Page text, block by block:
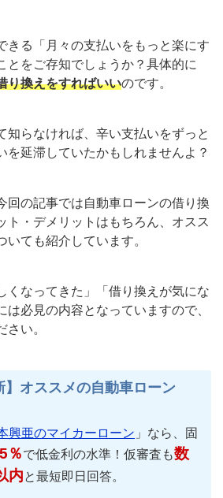
きる「月々の支払いをもっと楽にす
とをご存知でしょうか？具体的に
り換えをすればいいのです。
知らなければ、辛い支払いをずっと
を延滞していたかもしれませんよ？
回の記事では自動車ローンの借り換
ト・デメリットはもちろん、オスス
いても紹介しています。
くなってきた」「借り換えが気にな
は必見の内容となっていますので、
い。
】オススメの自動車ローン
興亜のマイカーローン 」なら、固
％で低金利の水準！仮審査も数
内と最短即日回答。